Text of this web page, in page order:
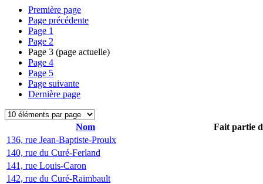
Première page
Page précédente
Page 1
Page 2
Page 3 (page actuelle)
Page 4
Page 5
Page suivante
Dernière page
Nom
Fait partie
136, rue Jean-Baptiste-Proulx
140, rue du Curé-Ferland
141, rue Louis-Caron
142, rue du Curé-Raimbault